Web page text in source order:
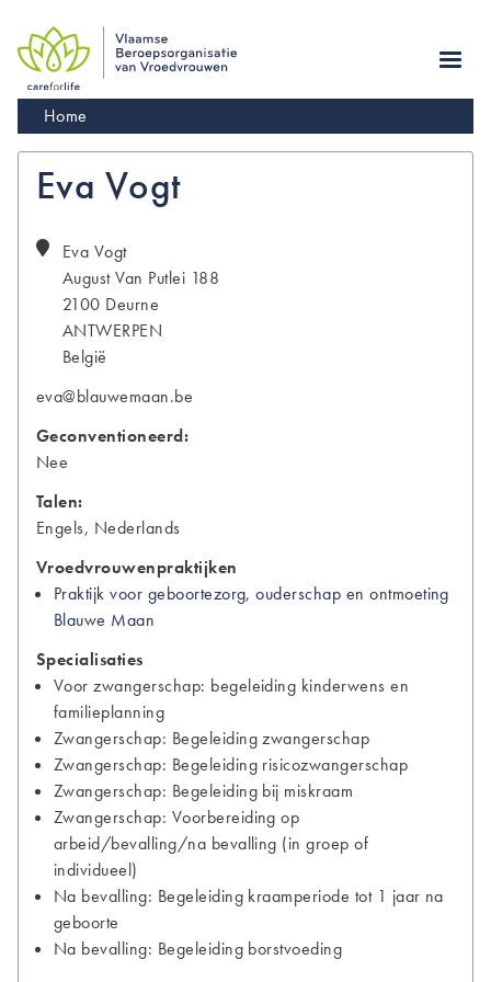
main
navigation
Kruimelpad
Home
Eva Vogt
Eva Vogt
August Van Putlei 188
2100 Deurne
ANTWERPEN
België
eva@blauwemaan.be
Geconventioneerd:
Nee
Talen:
Engels, Nederlands
Vroedvrouwenpraktijken
Praktijk voor geboortezorg, ouderschap en ontmoeting
Blauwe Maan
Specialisaties
Voor zwangerschap: begeleiding kinderwens en
familieplanning
Zwangerschap: Begeleiding zwangerschap
Zwangerschap: Begeleiding risicozwangerschap
Zwangerschap: Begeleiding bij miskraam
Zwangerschap: Voorbereiding op
arbeid/bevalling/na bevalling (in groep of
individueel)
Na bevalling: Begeleiding kraamperiode tot 1 jaar na
geboorte
Na bevalling: Begeleiding borstvoeding